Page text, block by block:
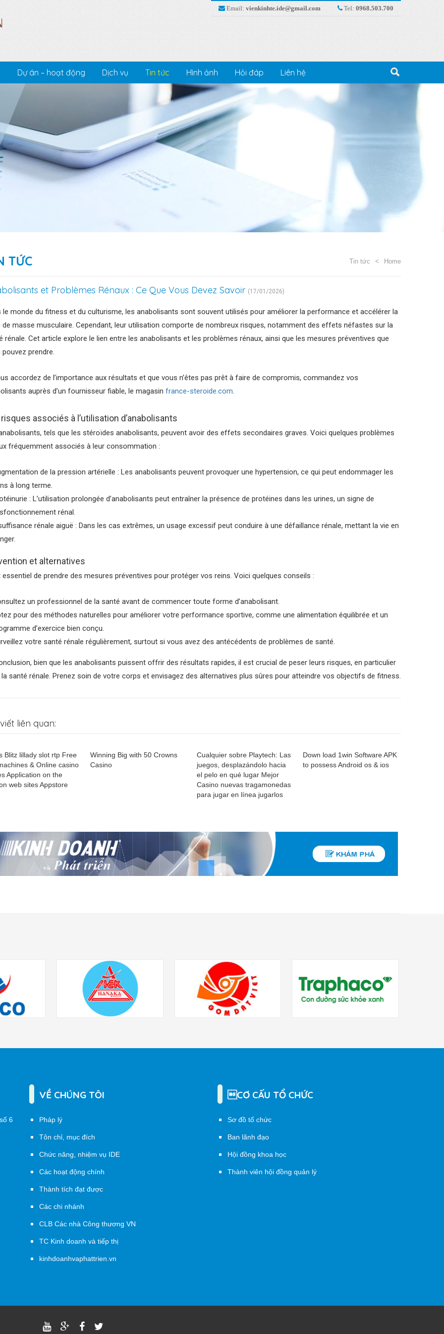
Email: vienkinhte.ide@gmail.com Tel: 0968.503.700
Dự án – hoạt động Dịch vụ Tin tức Hình ảnh Hỏi đáp Liên hệ
TỨC Home
Tin tức
et Problèmes Rénaux : Ce Que Vous Devez Savoir (17/01/2026)
le monde du fitness et du culturisme, les anabolisants sont souvent utilisés pour améliorer la performance et accélérer la
de masse musculaire. Cependant, leur utilisation comporte de nombreux risques, notamment des effets néfastes sur la
rénale. Cet article explore le lien entre les anabolisants et les problèmes rénaux, ainsi que les mesures préventives que
pouvez prendre.
accordez de l’importance aux résultats et que vous n’êtes pas prêt à faire de compromis, commandez vos
auprès d’un fournisseur fiable, le magasin france-steroide.com.
associés à l’utilisation d’anabolisants
tels que les stéroïdes anabolisants, peuvent avoir des effets secondaires graves. Voici quelques problèmes
fréquemment associés à leur consommation :
de la pression artérielle : Les anabolisants peuvent provoquer une hypertension, ce qui peut endommager les
à long terme.
: L’utilisation prolongée d’anabolisants peut entraîner la présence de protéines dans les urines, un signe de
rénal.
rénale aiguë : Dans les cas extrêmes, un usage excessif peut conduire à une défaillance rénale, mettant la vie en
et alternatives
essentiel de prendre des mesures préventives pour protéger vos reins. Voici quelques conseils :
un professionnel de la santé avant de commencer toute forme d’anabolisant.
pour des méthodes naturelles pour améliorer votre performance sportive, comme une alimentation équilibrée et un
d’exercice bien conçu.
votre santé rénale régulièrement, surtout si vous avez des antécédents de problèmes de santé.
bien que les anabolisants puissent offrir des résultats rapides, il est crucial de peser leurs risques, en particulier
santé rénale. Prenez soin de votre corps et envisagez des alternatives plus sûres pour atteindre vos objectifs de fitness.
liên quan:
Blitz lillady slot rtp Free
& Online casino
Application on the
web sites Appstore
Winning Big with 50 Crowns
Casino
Cualquier sobre Playtech: Las
juegos, desplazándolo hacia
el pelo en qué lugar Mejor
Casino nuevas tragamonedas
para jugar en línea jugarlos
Down load 1win Software APK
to possess Android os & ios
6
VỀ CHÚNG TÔI
Pháp lý
Tôn chỉ, mục đích
Chức năng, nhiệm vụ IDE
Các hoạt động chính
Thành tích đạt được
Các chi nhánh
CLB Các nhà Công thương VN
TC Kinh doanh và tiếp thị
kinhdoanhvaphattrien.vn
CƠ CẤU TỔ CHỨC
Sơ đồ tổ chức
Ban lãnh đạo
Hội đồng khoa học
Thành viên hội đồng quản lý